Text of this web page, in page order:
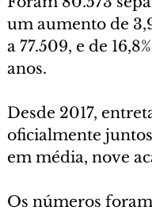
um aumento de
a 77.509, e de
anos.
Desde 2017,
oficialmente
em média, nove
Os números